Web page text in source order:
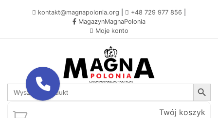
kontakt@magnapolonia.org +48 729 977 856
MagazynMagnaPolonia
Moje konto
Search
for:
Search Button
Twój koszyk